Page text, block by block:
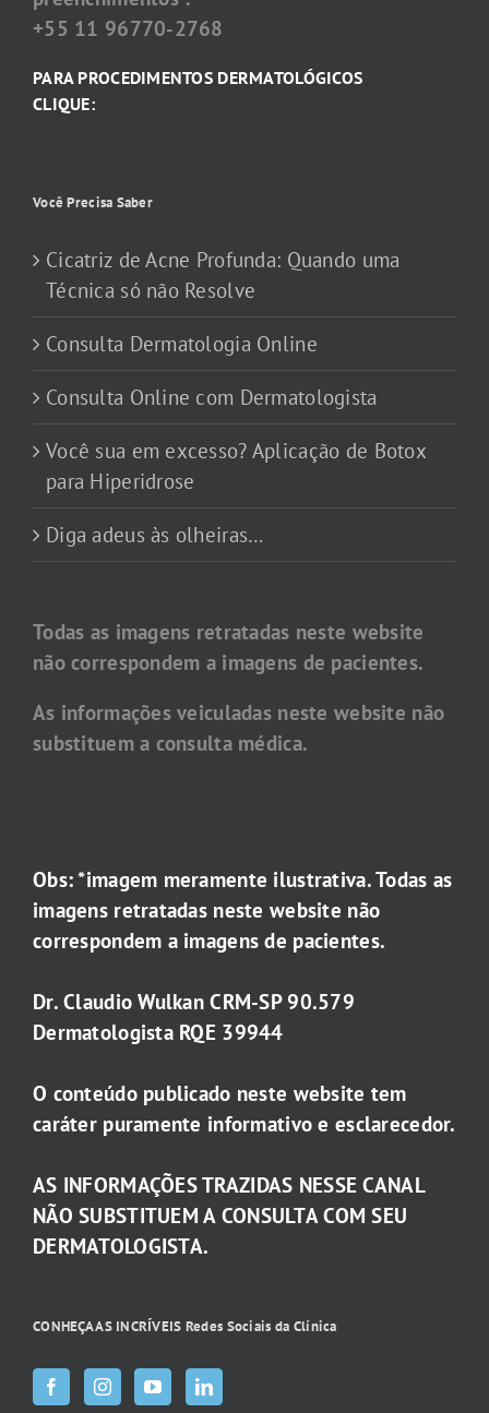
+55 11 96770-2768
PARA PROCEDIMENTOS DERMATOLÓGICOS
CLIQUE:
Você Precisa Saber
Cicatriz de Acne Profunda: Quando uma
Técnica só não Resolve
Consulta Dermatologia Online
Consulta Online com Dermatologista
Você sua em excesso? Aplicação de Botox
para Hiperidrose
Diga adeus às olheiras…
Todas as imagens retratadas neste website
não correspondem a imagens de pacientes.
As informações veiculadas neste website não
substituem a consulta médica.
Obs: *imagem meramente ilustrativa. Todas as
imagens retratadas neste website não
correspondem a imagens de pacientes.
Dr. Claudio Wulkan CRM-SP 90.579
Dermatologista RQE 39944
O conteúdo publicado neste website tem
caráter puramente informativo e esclarecedor.
AS INFORMAÇÕES TRAZIDAS NESSE CANAL
NÃO SUBSTITUEM A CONSULTA COM SEU
DERMATOLOGISTA.
CONHEÇA AS INCRÍVEIS Redes Sociais da Clínica